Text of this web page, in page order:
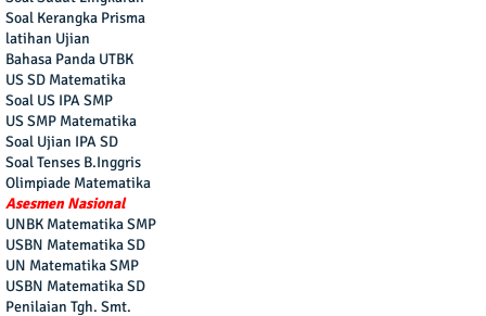
Soal Kerangka Prisma
latihan Ujian
Bahasa Panda UTBK
US SD Matematika
Soal US IPA SMP
US SMP Matematika
Soal Ujian IPA SD
Soal Tenses B.Inggris
Olimpiade Matematika
Asesmen Nasional
UNBK Matematika SMP
USBN Matematika SD
UN Matematika SMP
USBN Matematika SD
Penilaian Tgh. Smt.